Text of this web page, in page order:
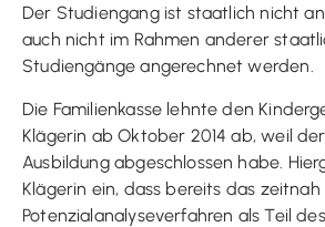
Der Studiengang ist staatlich nicht
auch nicht im Rahmen anderer
Studiengänge angerechnet werden.
Die Familienkasse lehnte den
Klägerin ab Oktober 2014 ab, weil
Ausbildung abgeschlossen habe.
Klägerin ein, dass bereits das
Potenzialanalyseverfahren als Teil